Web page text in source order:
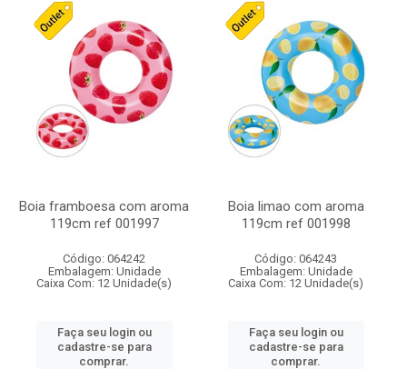
Boia framboesa com aroma
119cm ref 001997
Código: 064242
Embalagem: Unidade
Caixa Com: 12 Unidade(s)
Faça seu login ou
cadastre-se para
comprar.
Boia limao com aroma
119cm ref 001998
Código: 064243
Embalagem: Unidade
Caixa Com: 12 Unidade(s)
Faça seu login ou
cadastre-se para
comprar.